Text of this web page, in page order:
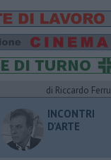
di Riccardo
INCONTRI
D'ARTE